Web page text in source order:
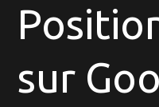
le
Google:
Les
sur